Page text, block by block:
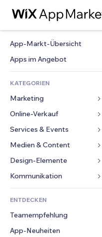
App-Markt-Übersicht
Apps im Angebot
KATEGORIEN
Marketing
Anzeigen
Mobil
Statistiken
Website-Einträge
E-Mail
Online-Verkauf
Apps für Shops
Versand & Lieferung
Verkaufen-Buttons
Buchhaltung
Gutscheine & Treuebonus
Lagerlösungen
Services & Events
Hotels
Events
Restaurants
Immobilien
Buchungen
Medien & Content
Galerie
Musik
Podcasts
Fotografie
Video
PDF
Design-Elemente
Karten & Navigation
Datenschutz & Sicherheit
Uhr
Seiten-Vorlagen
Bildeffekte
Formulare
Umfragen
Chat
ENTDECKEN
Teamempfehlung
App-Neuheiten